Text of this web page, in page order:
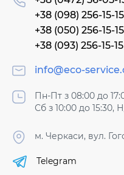
+38 (098) 256-15-15
+38 (050) 256-15-15
+38 (093) 256-15-15
info@eco-
Пн-Пт з 08:00 до
Сб з 10:00 до 15:30,
м. Черкаси, вул.
Telegram